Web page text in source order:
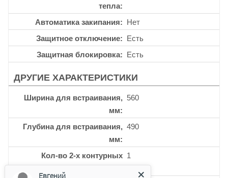
тепла
Автоматика закипания
Нет
Защитное отключение
Есть
Защитная блокировка
Есть
ДРУГИЕ ХАРАКТЕРИСТИКИ
Ширина для встраивания,
мм
560
Глубина для встраивания,
мм
490
Кол-во 2-х контурных
конфорок
1
Евгений